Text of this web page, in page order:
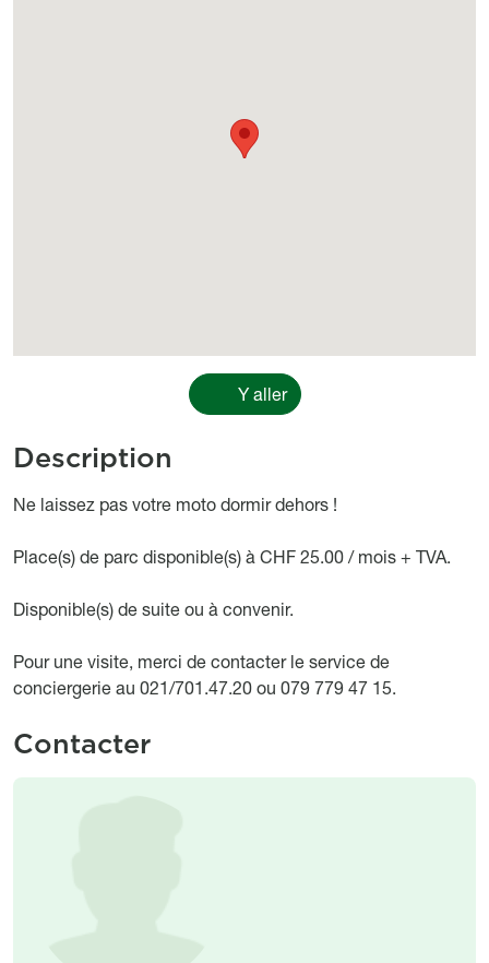
Y aller
Description
Object description
Ne laissez pas votre moto dormir dehors !
Place(s) de parc disponible(s) à CHF 25.00 / mois + TVA.
Disponible(s) de suite ou à convenir.
Pour une visite, merci de contacter le service de
conciergerie au 021/701.47.20 ou 079 779 47 15.
Contacter